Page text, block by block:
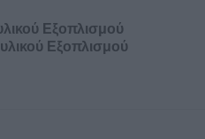
Εξοπλισμού
Εξοπλισμού